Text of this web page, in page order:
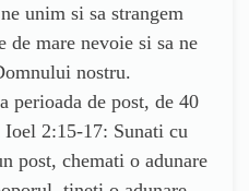
unim si sa strangem
de mare nevoie si sa ne
nostru.
perioada de post, de 40
2:15-17: Sunati cu
post, chemati o adunare